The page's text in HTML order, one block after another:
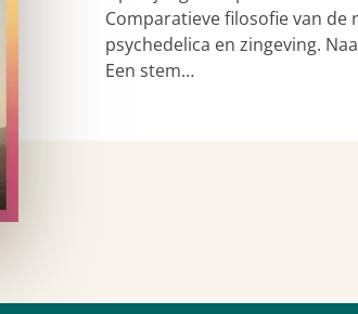
Comparatieve filosofie van de
psychedelica en zingeving.
Een stem…